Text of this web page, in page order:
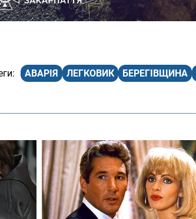
АВАРІЯ ЛЕГКОВИК БЕРЕГІВЩИНА